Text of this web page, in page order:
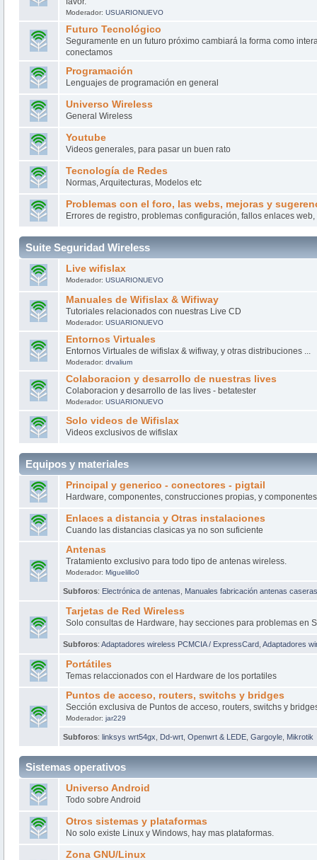
Moderador: USUARIONUEVO
Futuro Tecnológico
Seguramente en un futuro próximo cambiará la forma como
conectamos
Programación
Lenguajes de programación en general
Universo Wireless
General Wireless
Youtube
Videos generales, para pasar un buen rato
Tecnología de Redes
Normas, Arquitecturas, Modelos etc
Problemas con el foro, las webs, mejoras y
Errores de registro, problemas configuración, fallos enlaces
Suite Seguridad Wireless
Live wifislax
Moderador: USUARIONUEVO
Manuales de Wifislax & Wifiway
Tutoriales relacionados con nuestras Live CD
Moderador: USUARIONUEVO
Entornos Virtuales
Entornos Virtuales de wifislax & wifiway, y otras distribuciones ...
Moderador: drvalium
Colaboracion y desarrollo de nuestras lives
Colaboracion y desarrollo de las lives - betatester
Moderador: USUARIONUEVO
Solo videos de Wifislax
Videos exclusivos de wifislax
Equipos y materiales
Principal y generico - conectores - pigtail
Hardware, componentes, construcciones propias, y
Enlaces a distancia y Otras instalaciones
Cuando las distancias clasicas ya no son suficiente
Antenas
Tratamiento exclusivo para todo tipo de antenas wireless.
Moderador: Miguelillo0
Subforos: Electrónica de antenas Manuales fabricación antenas caseras
Tarjetas de Red Wireless
Solo consultas de Hardware, hay secciones para problemas en
Subforos: Adaptadores wireless PCMCIA / ExpressCard, Adaptadores
Portátiles
Temas relaccionados con el Hardware de los portatiles
Puntos de acceso, routers, switchs y bridges
Sección exclusiva de Puntos de acceso, routers, switchs y
Moderador: jar229
Subforos: linksys wrt54gx Dd-wrt, Openwrt & LEDE, Gargoyle, Mikrotik
Sistemas operativos
Universo Android
Todo sobre Android
Otros sistemas y plataformas
No solo existe Linux y Windows, hay mas plataformas.
Zona GNU/Linux